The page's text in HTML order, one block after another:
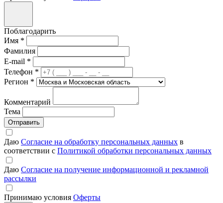
Поблагодарить
Имя *
Фамилия
E-mail *
Телефон *
Регион *
Комментарий
Тема
Отправить
Даю Согласие на обработку персональных данных в
соответствии с Политикой обработки персональных данных
Даю Согласие на получение информационной и рекламной
рассылки
Принимаю условия Оферты